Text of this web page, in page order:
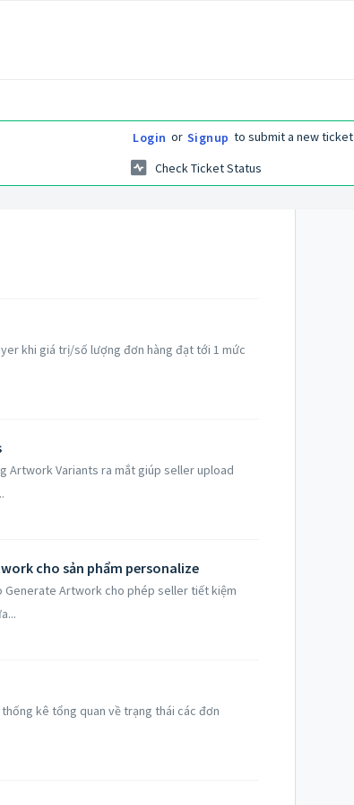
Login or Signup to submit a new ticket
Check Ticket Status
khi giá trị/số lượng đơn hàng đạt tới 1 mức
Artwork Variants ra mắt giúp seller upload
cho sản phẩm personalize
Artwork cho phép seller tiết kiệm
kê tổng quan về trạng thái các đơn